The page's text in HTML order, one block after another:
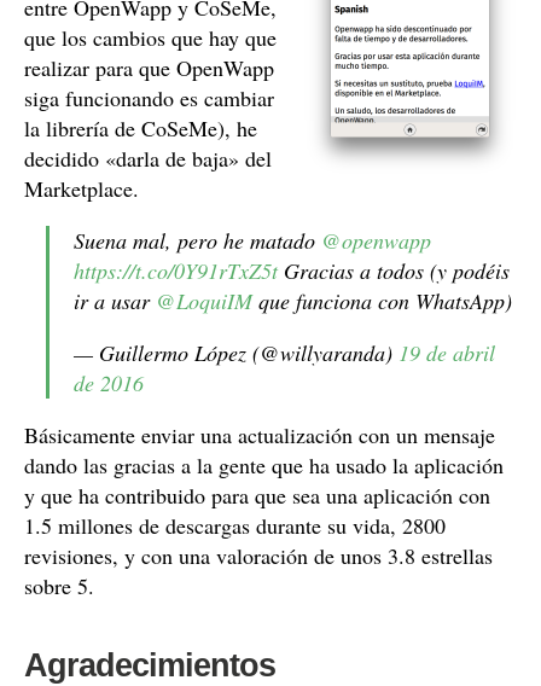
entre OpenWapp y CoSeMe,
que los cambios que hay que
realizar para que OpenWapp
siga funcionando es cambiar
la librería de CoSeMe), he
decidido «darla de baja» del
Marketplace.
Suena mal, pero he matado @openwapp
https://t.co/0Y91rTxZ5tGracias a todos (y podéis
ir a usar @LoquiIMque funciona con WhatsApp)
— Guillermo López (@willyaranda) 19 de abril
de 2016
Básicamente enviar una actualización con un mensaje
dando las gracias a la gente que ha usado la aplicación
y que ha contribuido para que sea una aplicación con
1.5 millones de descargas durante su vida, 2800
revisiones, y con una valoración de unos 3.8 estrellas
sobre 5.
Agradecimientos